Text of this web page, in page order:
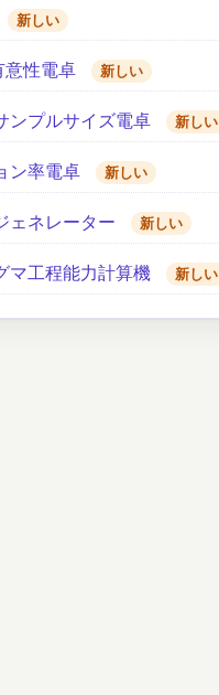
新しい
性電卓 新しい
ンプルサイズ電卓 新しい
ン率電卓 新しい
ェネレーター 新しい
マ工程能力計算機 新しい